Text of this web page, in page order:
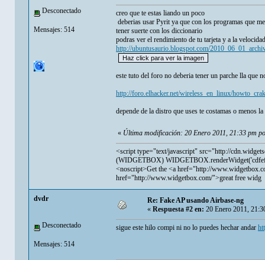
Desconectado
Mensajes: 514
creo que te estas liando un poco
deberias usar Pyrit ya que con los programas que
tener suerte con los diccionario
podras ver el rendimiento de tu tarjeta y a la
http://ubuntusaurio.blogspot.com/
este tuto del foro no deberia tener un parche lla que
http://foro.elhacker.net/wireless_en_linux/
depende de la distro que uses te costamas o menos
« Última modificación: 20 Enero 2011, 21:33 pm
<script type="text/javascript" src="http://
(WIDGETBOX)
<noscript>Get the <a href="http://
href="http://www.widgetbox.com/">greatfree widg
dvdr
Desconectado
Mensajes: 514
Re: Fake AP usando Airbase-ng
«Respuesta #2 en:20 Enero 2011,
sigue este hilo compi ni no lo puedes hechar andar